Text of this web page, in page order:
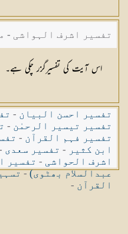
تفسیر اشرف الہواشی -
اس آیت کی تفسیرگزر چکی ہے۔
تفسیر احسن البیان -
تفسیر تیسیر الرحمٰن -
تفسیر فہم القرآن -
ابن کثیر - تفسیر سعدی
اشرف الحواشی - تفسیر
عبدالسلام بھٹوی)-
القرآن -